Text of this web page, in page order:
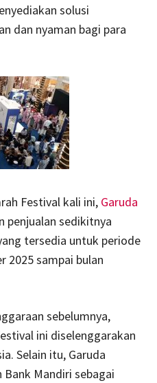
solusi
dan nyaman bagi para
Festival kali ini, Garuda
penjualan sedikitnya
tersedia untuk periode
2025 sampai bulan
sebelumnya,
ini diselenggarakan
Selain itu, Garuda
Mandiri sebagai